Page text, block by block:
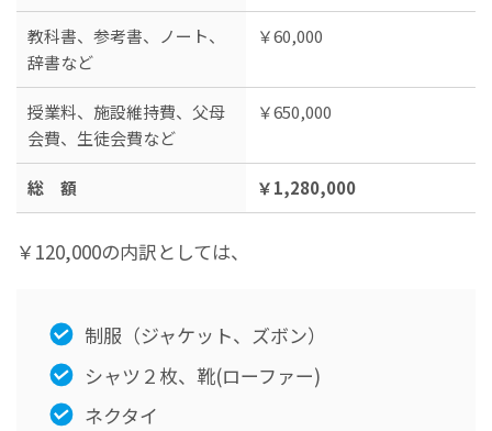
教科書、参考書、ノート、
辞書など
￥60,000
授業料、施設維持費、父母
会費、生徒会費など
￥650,000
総 額 ￥1,280,000
￥120,000の内訳としては、
制服（ジャケット、ズボン）
シャツ２枚、靴(ローファー)
ネクタイ